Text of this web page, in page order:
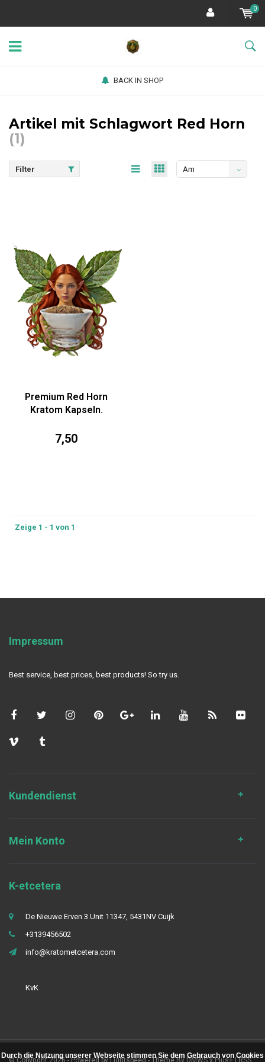
0
BACK IN SHOP
Artikel mit Schlagwort Red Horn
(1)
Filter
Am
Premium Red Horn
Kratom Kapseln.
7,50
Zeige 1 - 1 von 1
Impressum
Best service, best prices, best products! So try us.
Kundendienst
Mein Konto
K-etcetera
De Nieuwe Erven 3 Unit 11347, 5431NV Cuijk
+3139456502
info@kratometcetera.com
KvK
© Copyright 2026 - Powered byLightspeed- Theme By DMWSxPlus+|RSS
Durch die Nutzung unserer Webseite stimmen Sie dem Gebrauch von Cookies